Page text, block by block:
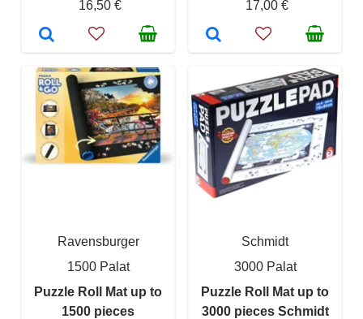
16,50 € 17,00 €
Ravensburger
1500 Palat
Puzzle Roll Mat up to
1500 pieces
Schmidt
3000 Palat
Puzzle Roll Mat up to
3000 pieces Schmidt